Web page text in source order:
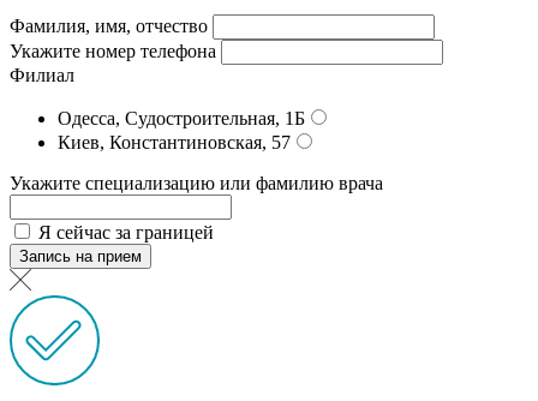
Фамилия, имя, отчество
Укажите номер телефона
Филиал
Одесса, Судостроительная, 1Б
Киев, Константиновская, 57
Укажите специализацию или фамилию врача
Я сейчас за границей
Запись на прием